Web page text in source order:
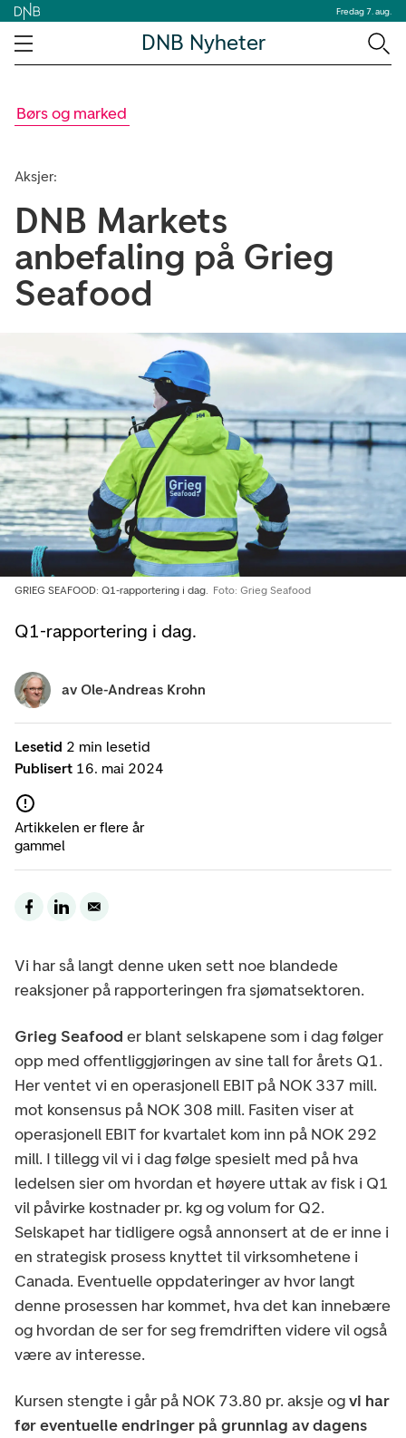
Fredag 7. aug.
DNB Nyheter
Børs og marked
Aksjer:
DNB Markets
anbefaling på Grieg
Seafood
Q1-rapportering i dag.
GRIEG SEAFOOD: Q1-rapportering i dag. Foto: Grieg Seafood
Lesetid 2 min lesetid
Publisert 16. mai 2024
Artikkelen er flere år
gammel
av Ole-Andreas Krohn
Vi har så langt denne uken sett noe blandede
reaksjoner på rapporteringen fra sjømatsektoren.
Grieg Seafood er blant selskapene som i dag følger
opp med offentliggjøringen av sine tall for årets Q1.
Her ventet vi en operasjonell EBIT på NOK 337 mill.
mot konsensus på NOK 308 mill. Fasiten viser at
operasjonell EBIT for kvartalet kom inn på NOK 292
mill. I tillegg vil vi i dag følge spesielt med på hva
ledelsen sier om hvordan et høyere uttak av fisk i Q1
vil påvirke kostnader pr. kg og volum for Q2.
Selskapet har tidligere også annonsert at de er inne i
en strategisk prosess knyttet til virksomhetene i
Canada. Eventuelle oppdateringer av hvor langt
denne prosessen har kommet, hva det kan innebære
og hvordan de ser for seg fremdriften videre vil også
være av interesse.
Kursen stengte i går på NOK 73.80 pr. aksje ogvi har
før eventuelle endringer på grunnlag av dagens